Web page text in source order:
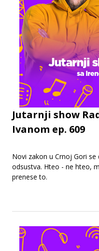
Jutarnji show
Ivanom ep. 609
Novi zakon u Crnoj Gori
odsustva. Hteo - ne hteo,
prenese to.